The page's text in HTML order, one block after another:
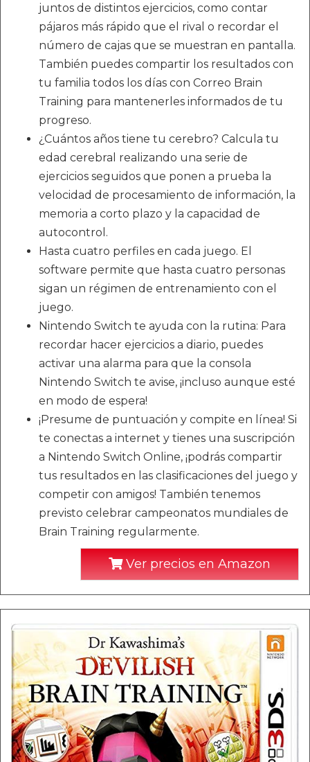
juntos de distintos ejercicios, como contar
pájaros más rápido que el rival o recordar el
número de cajas que se muestran en pantalla.
También puedes compartir los resultados con
tu familia todos los días con Correo Brain
Training para mantenerles informados de tu
progreso.
¿Cuántos años tiene tu cerebro? Calcula tu
edad cerebral realizando una serie de
ejercicios seguidos que ponen a prueba la
velocidad de procesamiento de información, la
memoria a corto plazo y la capacidad de
autocontrol.
Hasta cuatro perfiles en cada juego. El
software permite que hasta cuatro personas
sigan un régimen de entrenamiento con el
juego.
Nintendo Switch te ayuda con la rutina: Para
recordar hacer ejercicios a diario, puedes
activar una alarma para que la consola
Nintendo Switch te avise, ¡incluso aunque esté
en modo de espera!
¡Presume de puntuación y compite en línea! Si
te conectas a internet y tienes una suscripción
a Nintendo Switch Online, ¡podrás compartir
tus resultados en las clasificaciones del juego y
competir con amigos! También tenemos
previsto celebrar campeonatos mundiales de
Brain Training regularmente.
Ver precios en Amazon